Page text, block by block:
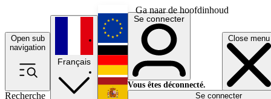
Ga naar de hoofdinhoud
Open sub
navigation
Close menu
Recherche
Français
English
Deutsch
Se connecter
Vous êtes déconnecté.
Se connecter